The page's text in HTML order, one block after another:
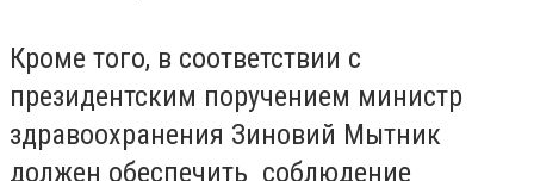
Кроме того, в соответствии с
президентским поручением министр
здравоохранения Зиновий Мытник
должен обеспечить соблюдение